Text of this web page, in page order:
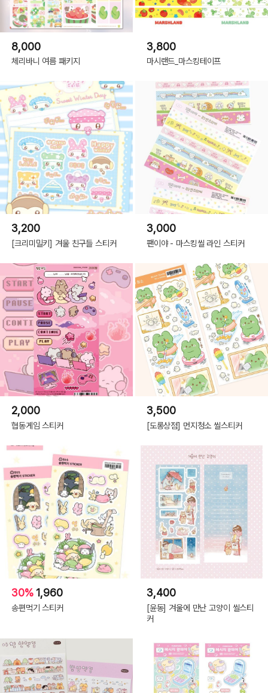
8,000
체리바니 여름 패키지
3,800
마시랜드_마스킹테이프
3,200
[크리미밀키] 겨울 친구들 스티커
3,000
팬이야 - 마스킹씰 라인 스티커
2,000
협동게임 스티커
3,500
[도롱상점] 먼지청소 씰스티커
30% 1,960
송편먹기 스티커
3,400
[윤동] 겨울에 만난 고양이 씰스티
커